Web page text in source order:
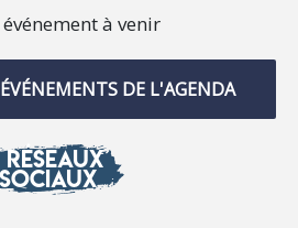
à venir
DE L'AGENDA
RÉSEAUX
SOCIAUX